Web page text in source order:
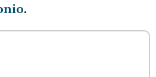
.